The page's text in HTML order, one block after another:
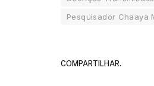
Pesquisador Chaaya
COMPARTILHAR.